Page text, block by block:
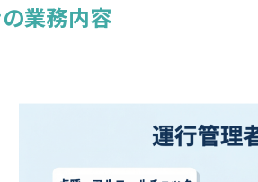
業務内容